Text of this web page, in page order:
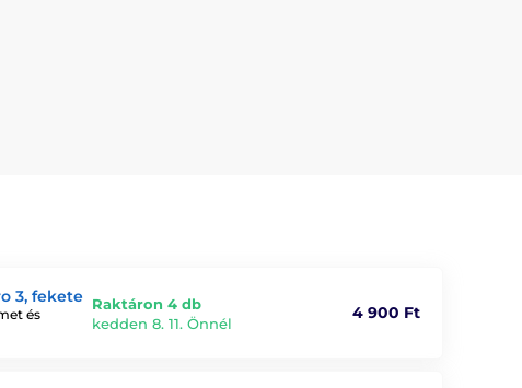
3, fekete
és
Raktáron 4 db
kedden 8. 11. Önnél
4 900 Ft